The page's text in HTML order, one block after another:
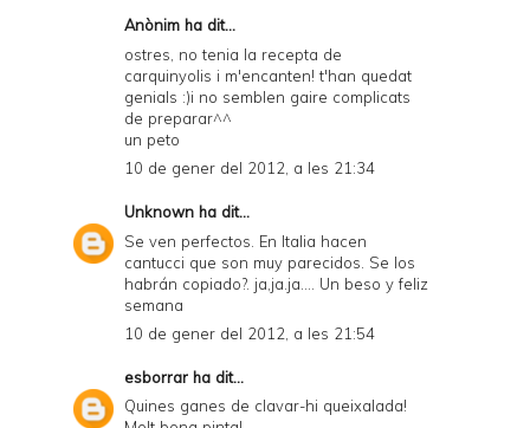
Anònim ha dit...
ostres, no tenia la recepta de
carquinyolis i m'encanten! t'han quedat
genials :)i no semblen gaire complicats
de preparar^^
un peto
10 de gener del 2012, a les 21:34
Unknown ha dit...
Se ven perfectos. En Italia hacen
cantucci que son muy parecidos. Se los
habrán copiado?. ja,ja.ja.... Un beso y feliz
semana
10 de gener del 2012, a les 21:54
esborrar ha dit...
Quines ganes de clavar-hi queixalada!